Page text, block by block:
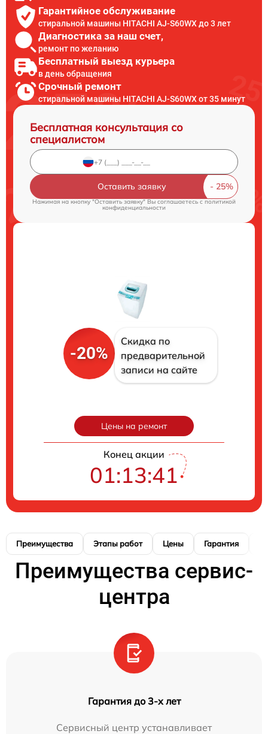
Гарантийное обслуживание
стиральной машины HITACHI AJ-S60WX до 3 лет
Диагностика за наш счет,
ремонт по желанию
Бесплатный выезд курьера
в день обращения
Срочный ремонт
стиральной машины HITACHI AJ-S60WX от 35 минут
Бесплатная консультация со
специалистом
Оставить заявку
Нажимая на кнопку "Оставить заявку" Вы соглашаетесь cполитикой
конфиденциальности
-20%
Скидка по
предварительной
записи на сайте
Цены на ремонт
Конец акции
01:13:40
Преимущества Этапы работ Цены Гарантия
Преимущества сервис-
центра
Гарантия до 3-х лет
Сервисный центр устанавливает